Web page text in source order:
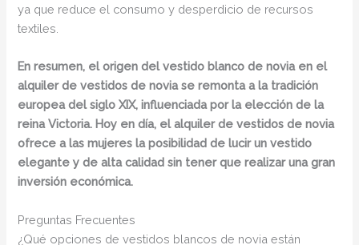
ya que reduce el consumo y desperdicio de recursos
textiles.
En resumen, el origen del vestido blanco de novia en el
alquiler de vestidos de novia se remonta a la tradición
europea del siglo XIX, influenciada por la elección de la
reina Victoria. Hoy en día, el alquiler de vestidos de novia
ofrece a las mujeres la posibilidad de lucir un vestido
elegante y de alta calidad sin tener que realizar una gran
inversión económica.
Preguntas Frecuentes
¿Qué opciones de vestidos blancos de novia están